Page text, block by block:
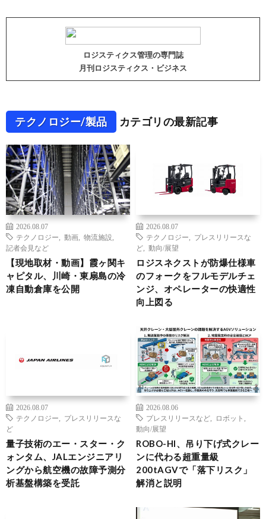
ロジスティクス管理の専門誌
月刊ロジスティクス・ビジネス
テクノロジー/製品 カテゴリの最新記事
2026.08.07
テクノロジー
動画 物流施設
記者会見など
【現地取材・動画】霞ヶ関キ
ャピタル、川崎・東扇島の冷
凍自動倉庫を公開
2026.08.07
テクノロジー
プレスリリースな
ど
動向/展望
ロジスネクストが防爆仕様車
のフォークをフルモデルチェ
ンジ、オペレーターの快適性
向上図る
2026.08.07
テクノロジー
プレスリリースな
ど
量子技術のエー・スター・ク
ォンタム、JALエンジニアリ
ングから航空機の故障予測分
析基盤構築を受託
2026.08.06
プレスリリースなど
ロボット
動向/展望
ROBO-HI、吊り下げ式クレー
ンに代わる超重量級
200tAGVで「落下リスク」
解消と説明